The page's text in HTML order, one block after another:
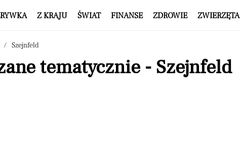
Z KRAJU ŚWIAT FINANSE ZDROWIE ZWIERZĘTA
Szejnfeld
tematycznie - Szejnfeld